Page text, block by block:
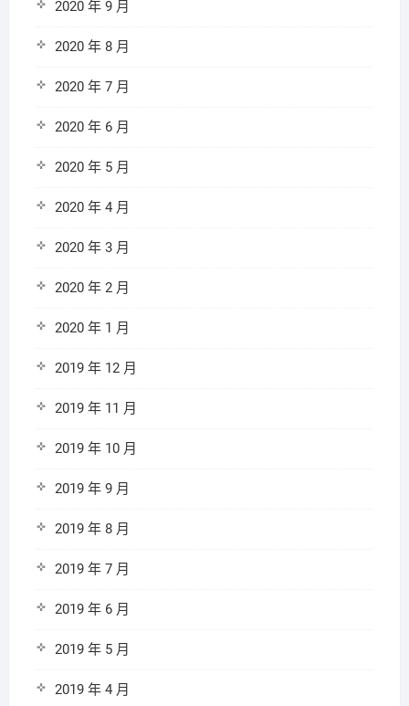
2020 年 9 月
2020 年 8 月
2020 年 7 月
2020 年 6 月
2020 年 5 月
2020 年 4 月
2020 年 3 月
2020 年 2 月
2020 年 1 月
2019 年 12 月
2019 年 11 月
2019 年 10 月
2019 年 9 月
2019 年 8 月
2019 年 7 月
2019 年 6 月
2019 年 5 月
2019 年 4 月